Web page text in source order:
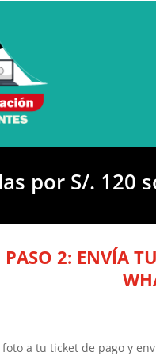
por S/. 120
PASO 2: ENVÍA
foto a tu ticket de pago y